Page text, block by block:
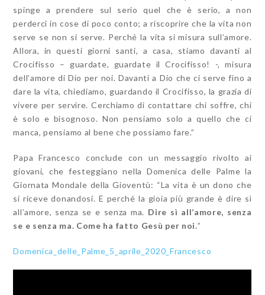
spinge a prendere sul serio quel che è serio, a non
perderci in cose di poco conto; a riscoprire che la vita non
serve se non si serve. Perché la vita si misura sull’amore.
Allora, in questi giorni santi, a casa, stiamo davanti al
Crocifisso – guardate, guardate il Crocifisso! -, misura
dell’amore di Dio per noi. Davanti a Dio che ci serve fino a
dare la vita, chiediamo, guardando il Crocifisso, la grazia di
vivere per servire. Cerchiamo di contattare chi soffre, chi
è solo e bisognoso. Non pensiamo solo a quello che ci
manca, pensiamo al bene che possiamo fare.”
Papa Francesco conclude con un messaggio rivolto ai
giovani, che festeggiano nella Domenica delle Palme la
Giornata Mondale della Gioventù: “La vita è un dono che
si riceve donandosi. E perché la gioia più grande è dire sì
all’amore, senza se e senza ma. Dire sì all’amore, senza
se e senza ma. Come ha fatto Gesù per noi.”
Domenica_delle_Palme_5_aprile_2020_Francesco